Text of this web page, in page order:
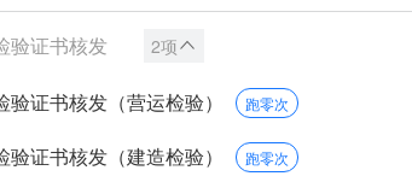
验证书核发 2项
验证书核发（营运检验） 跑零次
验证书核发（建造检验） 跑零次